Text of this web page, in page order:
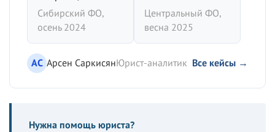
Сибирский ФО,
осень 2024
Центральный ФО,
весна 2025
АС Арсен СаркисянЮрист-аналитик Все кейсы →
Нужна помощь юриста?